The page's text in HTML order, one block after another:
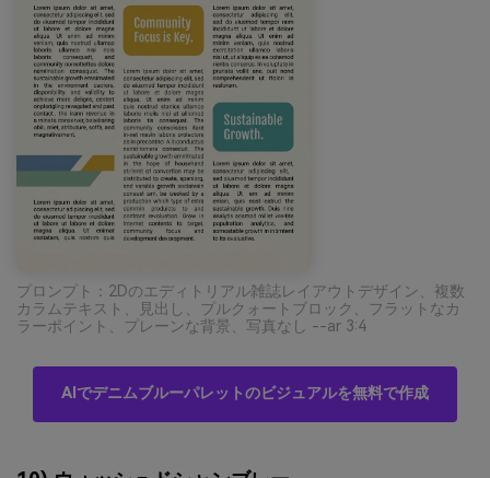
プロンプト：2Dのエディトリアル雑誌レイアウトデザイン、複数
カラムテキスト、見出し、プルクォートブロック、フラットなカ
ラーポイント、プレーンな背景、写真なし --ar 3:4
AIでデニムブルーパレットのビジュアルを無料で作成